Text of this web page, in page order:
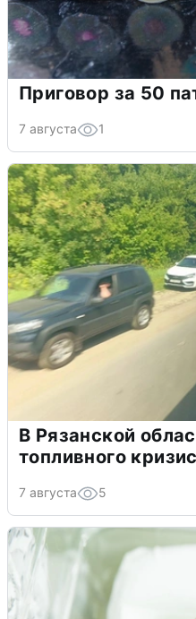
Приговор за 50
7 августа 1
В Рязанской
топливного
7 августа 5